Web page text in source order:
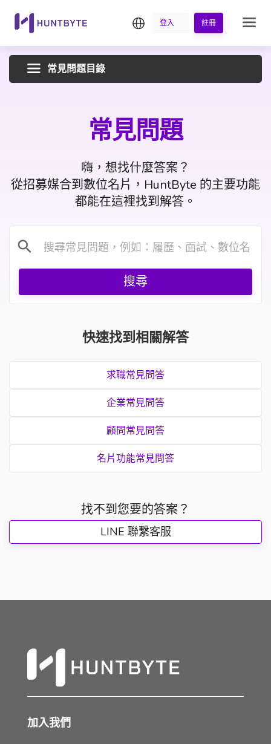
繁中登入 註冊
常見問題目錄
常見問題
嗨，想找什麼答案？
從招募媒合到數位名片，HuntByte 的主要功能
都能在這裡找到解答。
搜尋
快速找到相關解答
求職常見問答
企業常見問答
顧問常見問答
名片功能常見問答
找不到您要的答案？
LINE 聯繫客服
加入我們